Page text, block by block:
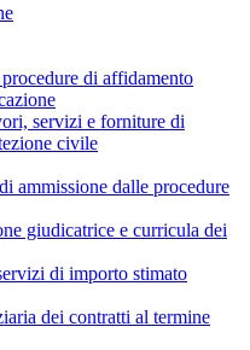
di affidamento
servizi e forniture di
civile
ammissione dalle procedure
giudicatrice e curricula dei
di importo stimato
dei contratti al termine